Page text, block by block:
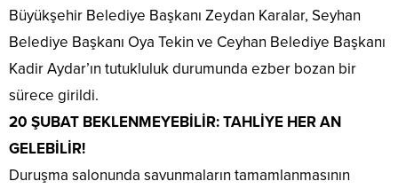
Büyükşehir Belediye Başkanı Zeydan Karalar, Seyhan
Belediye Başkanı Oya Tekin ve Ceyhan Belediye Başkanı
Kadir Aydar’ın tutukluluk durumunda ezber bozan bir
sürece girildi.
​20 ŞUBAT BEKLENMEYEBİLİR: TAHLİYE HER AN
GELEBİLİR!
​Duruşma salonunda savunmaların tamamlanmasının